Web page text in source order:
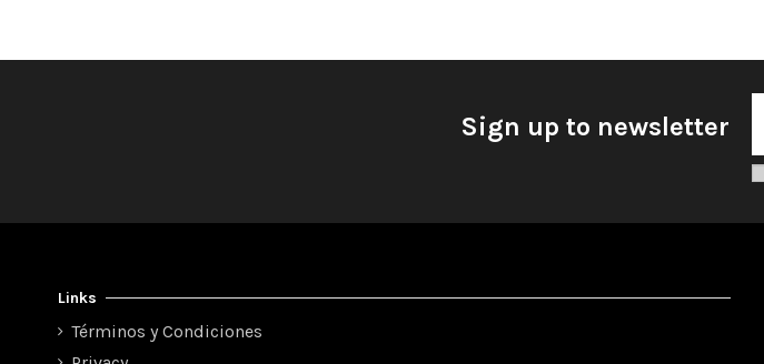
Sign up to newsletter
Links
Términos y Condiciones